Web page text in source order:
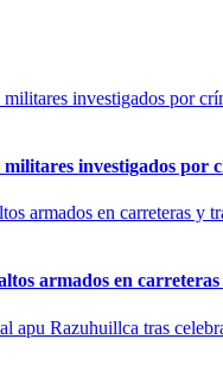
investigados por
armados en